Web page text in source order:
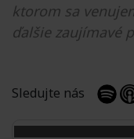
ktorom sa
ďalšie zaujímavé
Sledujte nás